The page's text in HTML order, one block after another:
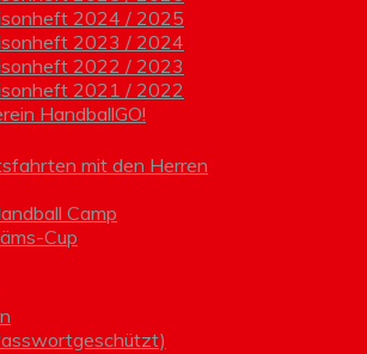
2024 / 2025
2023 / 2024
2022 / 2023
2021 / 2022
HandballGO!
mit den Herren
Camp
Cup